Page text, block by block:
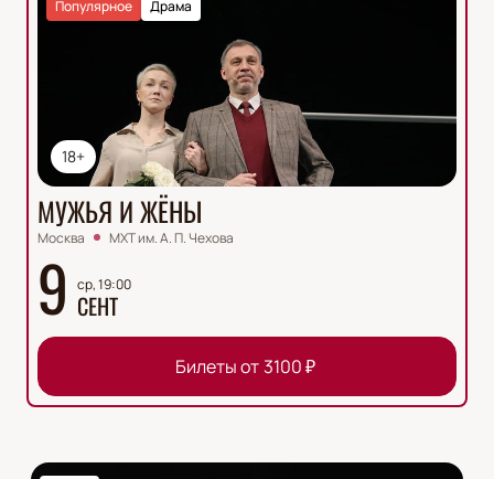
18+
Драма
Популярное
МУЖЬЯ И ЖЁНЫ
Москва МХТ им. А. П. Чехова
9 ср, 19:00
СЕНТ
Билеты от 3100₽